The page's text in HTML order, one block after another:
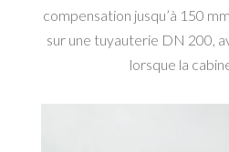
compensation jusqu’à 150
sur une tuyauterie DN 200,
lorsque la